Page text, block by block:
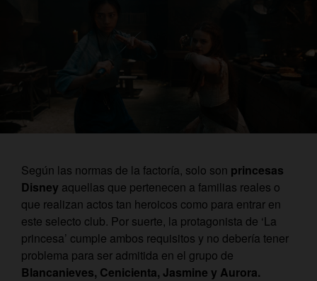
Según las normas de la factoría, solo son princesas
Disney aquellas que pertenecen a familias reales o
que realizan actos tan heroicos como para entrar en
este selecto club. Por suerte, la protagonista de ‘La
princesa’ cumple ambos requisitos y no debería tener
problema para ser admitida en el grupo de
Blancanieves, Cenicienta, Jasmine y Aurora.